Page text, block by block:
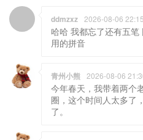
ddmzxz 2026-08-06
哈哈 我都忘了还有五
用的拼音
青州小熊 2026-08-06
今年春天，我带着两个
圈，这个时间人太多了
了。